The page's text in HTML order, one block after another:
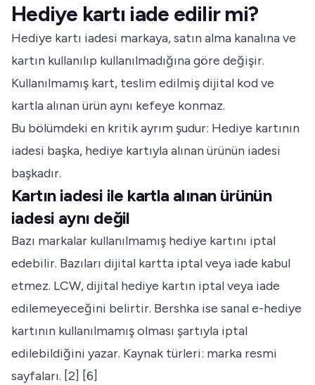
Hediye kartı iade edilir mi?
Hediye kartı iadesi markaya, satın alma kanalına ve
kartın kullanılıp kullanılmadığına göre değişir.
Kullanılmamış kart, teslim edilmiş dijital kod ve
kartla alınan ürün aynı kefeye konmaz.
Bu bölümdeki en kritik ayrım şudur: Hediye kartının
iadesi başka, hediye kartıyla alınan ürünün iadesi
başkadır.
Kartın iadesi ile kartla alınan ürünün
iadesi aynı değil
Bazı markalar kullanılmamış hediye kartını iptal
edebilir. Bazıları dijital kartta iptal veya iade kabul
etmez. LCW, dijital hediye kartın iptal veya iade
edilemeyeceğini belirtir. Bershka ise sanal e-hediye
kartının kullanılmamış olması şartıyla iptal
edilebildiğini yazar. Kaynak türleri: marka resmi
sayfaları. [2] [6]